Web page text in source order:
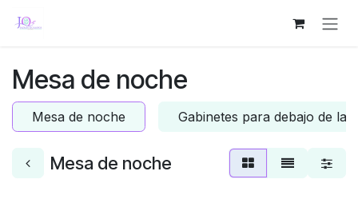
Mesa de noche
Mesa de noche Gabinetes para debajo de la
Mesa de noche